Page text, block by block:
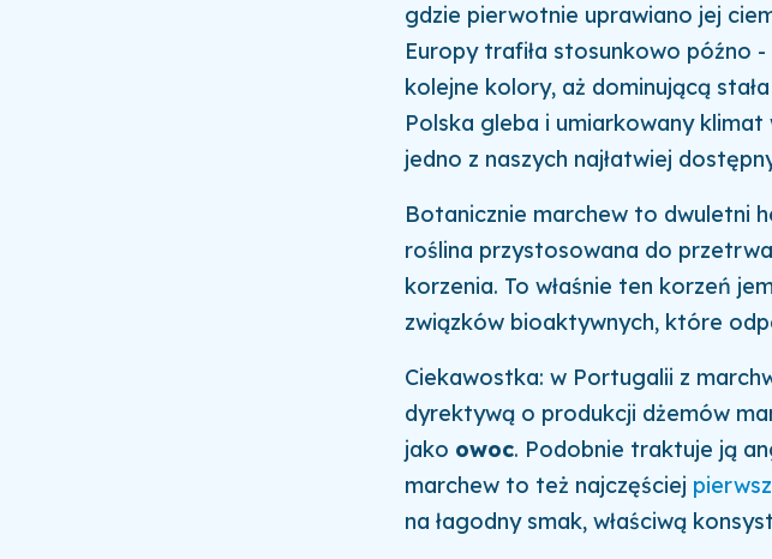
gdzie pierwotnie uprawiano jej
Europy trafiła stosunkowo późno
kolejne kolory, aż dominującą
Polska gleba i umiarkowany
jedno z naszych najłatwiej
Botanicznie marchew to dwuletni
roślina przystosowana do
korzenia. To właśnie ten korzeń
związków bioaktywnych, które
Ciekawostka: w Portugalii z
dyrektywą o produkcji dżemów
jako owoc. Podobnie traktuje ją
marchew to też najczęściej
na łagodny smak, właściwą